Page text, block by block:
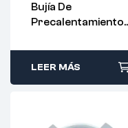
Bujía De
Precalentamiento
LEER MÁS